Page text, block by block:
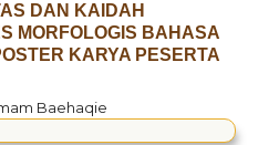
DAN KAIDAH
MORFOLOGIS BAHASA
KARYA PESERTA
Baehaqie